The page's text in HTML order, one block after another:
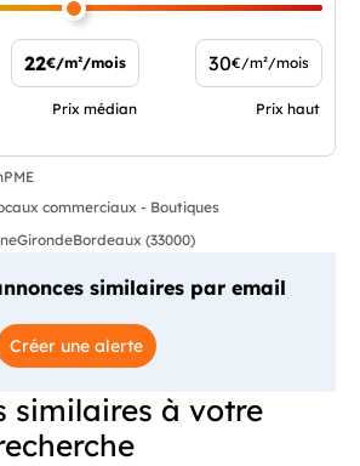
22€/m²/mois
Prix médian
30€/m²/mois
Prix haut
commerciaux - Boutiques
GirondeBordeaux (33000)
similaires par email
Créer une alerte
similaires à votre